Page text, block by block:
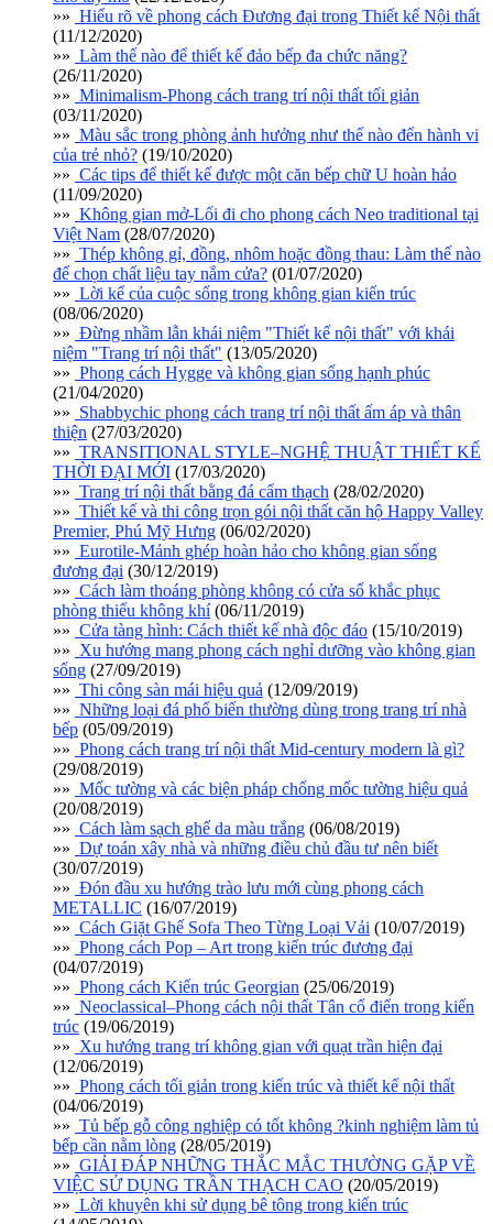
»» Hiểu rõ về phong cách Đương đại trong Thiết kế Nội thất
(11/12/2020)
»» Làm thế nào để thiết kế đảo bếp đa chức năng?
(26/11/2020)
»» Minimalism-Phong cách trang trí nội thất tối giản
(03/11/2020)
»» Màu sắc trong phòng ảnh hưởng như thế nào đến hành vi
của trẻ nhỏ? (19/10/2020)
»» Các tips để thiết kế được một căn bếp chữ U hoàn hảo
(11/09/2020)
»» Không gian mở-Lối đi cho phong cách Neo traditional tại
Việt Nam (28/07/2020)
»» Thép không gỉ, đồng, nhôm hoặc đồng thau: Làm thế nào
để chọn chất liệu tay nắm cửa? (01/07/2020)
»» Lời kể của cuộc sống trong không gian kiến trúc
(08/06/2020)
»» Đừng nhầm lẫn khái niệm "Thiết kế nội thất" với khái
niệm "Trang trí nội thất" (13/05/2020)
»» Phong cách Hygge và không gian sống hạnh phúc
(21/04/2020)
»» Shabbychic phong cách trang trí nội thất ấm áp và thân
thiện (27/03/2020)
»» TRANSITIONAL STYLE–NGHỆ THUẬT THIẾT KẾ
THỜI ĐẠI MỚI (17/03/2020)
»» Trang trí nội thất bằng đá cẩm thạch (28/02/2020)
»» Thiết kế và thi công trọn gói nội thất căn hộ Happy Valley
Premier, Phú Mỹ Hưng (06/02/2020)
»» Eurotile-Mảnh ghép hoàn hảo cho không gian sống
đương đại (30/12/2019)
»» Cách làm thoáng phòng không có cửa sổ khắc phục
phòng thiếu không khí(06/11/2019)
»» Cửa tàng hình: Cách thiết kế nhà độc đáo (15/10/2019)
»» Xu hướng mang phong cách nghỉ dưỡng vào không gian
sống (27/09/2019)
»» Thi công sàn mái hiệu quả (12/09/2019)
»» Những loại đá phổ biến thường dùng trong trang trí nhà
bếp (05/09/2019)
»» Phong cách trang trí nội thất Mid-century modern là gì?
(29/08/2019)
»» Mốc tường và các biện pháp chống mốc tường hiệu quả
(20/08/2019)
»» Cách làm sạch ghế da màu trắng (06/08/2019)
»» Dự toán xây nhà và những điều chủ đầu tư nên biết
(30/07/2019)
»» Đón đầu xu hướng trào lưu mới cùng phong cách
METALLIC (16/07/2019)
»» Cách Giặt Ghế Sofa Theo Từng Loại Vải (10/07/2019)
»» Phong cách Pop – Art trong kiến trúc đương đại
(04/07/2019)
»» Phong cách Kiến trúc Georgian (25/06/2019)
»» Neoclassical–Phong cách nội thất Tân cổ điển trong kiến
trúc (19/06/2019)
»» Xu hướng trang trí không gian với quạt trần hiện đại
(12/06/2019)
»» Phong cách tối giản trong kiến trúc và thiết kế nội thất
(04/06/2019)
»» Tủ bếp gỗ công nghiệp có tốt không ?kinh nghiệm làm tủ
bếp cần nằm lòng (28/05/2019)
»» GIẢI ĐÁP NHỮNG THẮC MẮC THƯỜNG GẶP VỀ
VIỆC SỬ DỤNG TRẦN THẠCH CAO (20/05/2019)
»» Lời khuyên khi sử dụng bê tông trong kiến trúc